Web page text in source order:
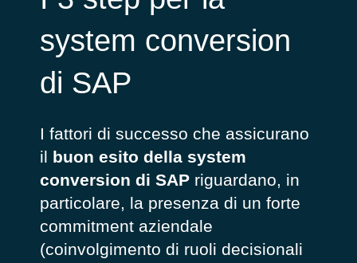
system conversion
di SAP
I fattori di successo che assicurano
il buon esito della system
conversion di SAP riguardano, in
particolare, la presenza di un forte
commitment aziendale
(coinvolgimento di ruoli decisionali